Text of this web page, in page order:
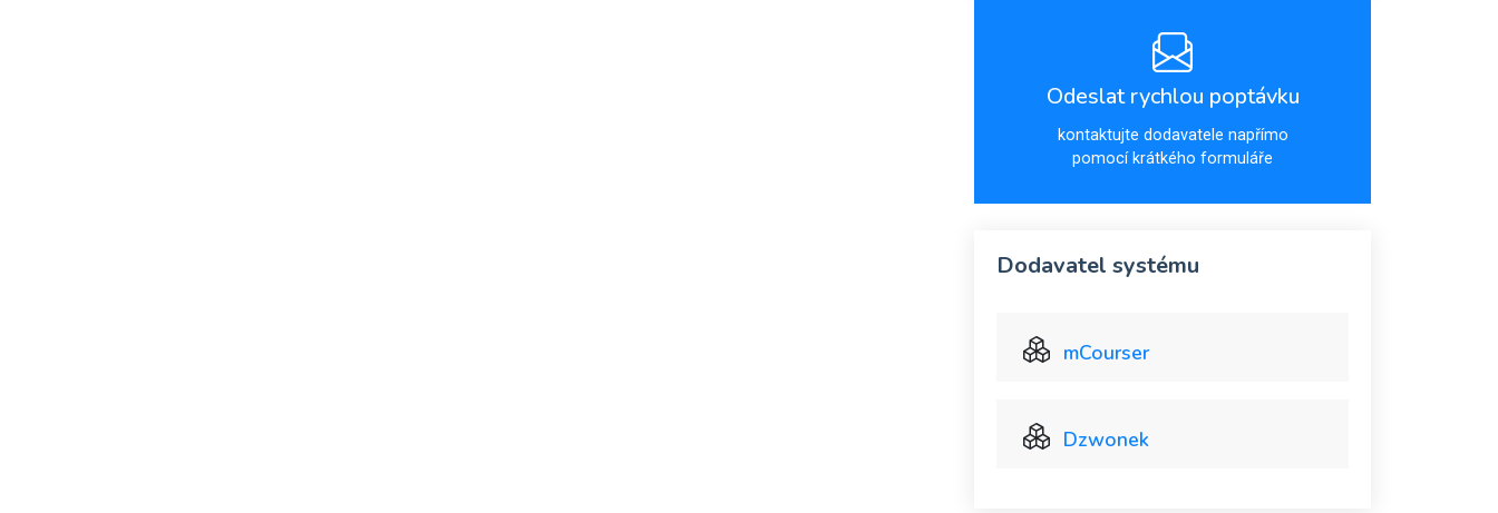
Odeslat rychlou poptávku
kontaktujte dodavatele napřímo
pomocí krátkého formuláře
Dodavatel systému
mCourser
Dzwonek